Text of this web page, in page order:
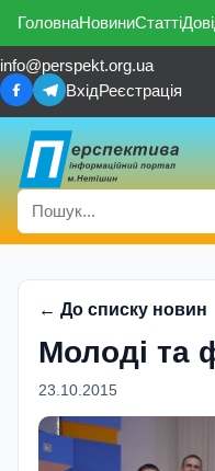
ГоловнаНовиниСтатті
info@perspekt.org.ua
ВхідРеєстрація
← До списку новин
Молодi та
23.10.2015